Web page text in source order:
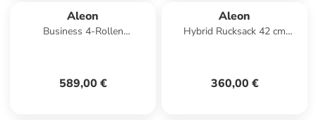
Aleon
Business 4-Rollen
589,00 €
Aleon
Hybrid Rucksack 42 cm
360,00 €